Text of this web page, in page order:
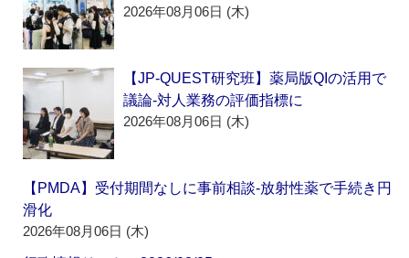
2026年08月06日 (木)
【JP-QUEST研究班】薬局版QIの活用で
議論‐対人業務の評価指標に
2026年08月06日 (木)
【PMDA】受付期間なしに事前相談‐放射性薬で手続き円
滑化
2026年08月06日 (木)